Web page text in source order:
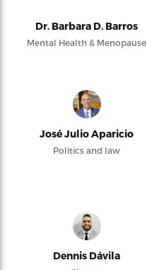
Dr. Barbara D. Barros
Mental Health & Menopause
José Julio Aparicio
Politics and law
Dennis Dávila